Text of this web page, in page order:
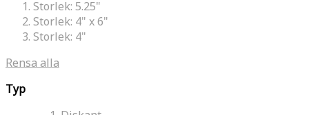
Storlek: 5.25"
Storlek: 4" x 6"
Storlek: 4"
Rensa alla
Typ